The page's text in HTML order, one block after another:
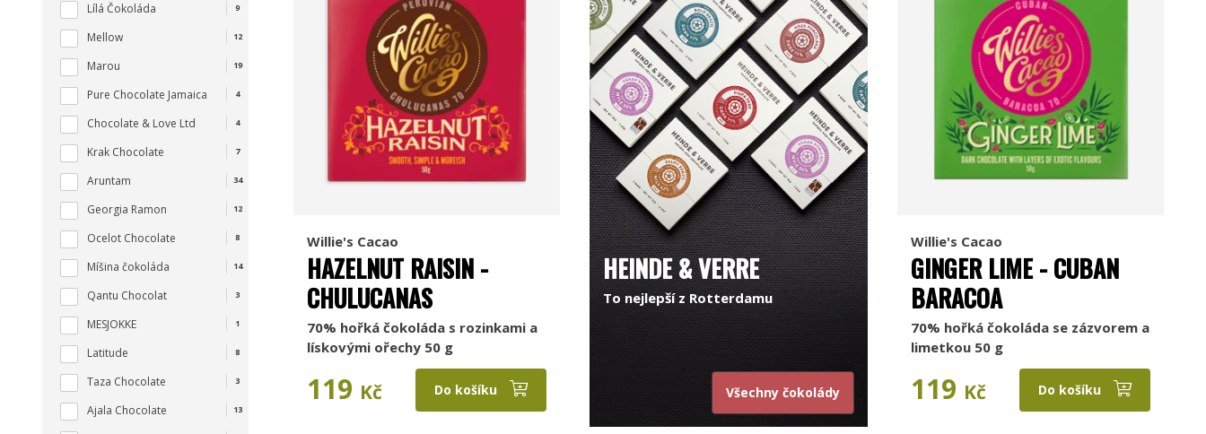
Willie's Cacao
HAZELNUT RAISIN -
CHULUCANAS
70% hořká čokoláda s rozinkami a
lískovými ořechy 50 g
119 Kč Do košíku
HEINDE & VERRE
To nejlepší z Rotterdamu
Všechny čokolády
Willie's Cacao
GINGER LIME - CUBAN
BARACOA
70% hořká čokoláda se zázvorem a
limetkou 50 g
119 Kč Do košíku
Lílá Čokoláda 9
Mellow 12
Marou 19
Pure Chocolate Jamaica 4
Chocolate & Love Ltd 4
Krak Chocolate 7
Aruntam 34
Georgia Ramon 12
Ocelot Chocolate 8
Míšina čokoláda 14
Qantu Chocolat 3
MESJOKKE 1
Latitude 8
Taza Chocolate 3
Ajala Chocolate 13